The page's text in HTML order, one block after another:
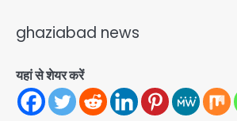
ghaziabad news
यहां से शेयर करें